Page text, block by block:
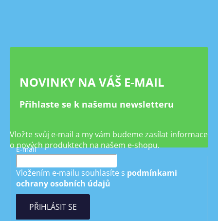
NOVINKY NA VÁŠ E-MAIL
Přihlaste se k našemu newsletteru
Vložte svůj e-mail a my vám budeme zasílat informace
o nových produktech na našem e-shopu.
E-mail
Vložením e-mailu souhlasíte s podmínkami
ochrany osobních údajů
PŘIHLÁSIT SE